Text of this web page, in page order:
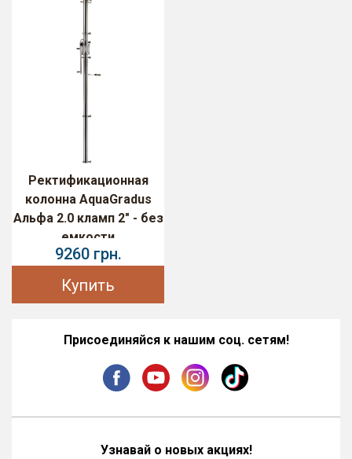
Ректификационная
колонна AquaGradus
Альфа 2.0 кламп 2" - без
емкости
9260 грн.
Купить
Присоединяйся к нашим соц. сетям!
Узнавай о новых акциях!